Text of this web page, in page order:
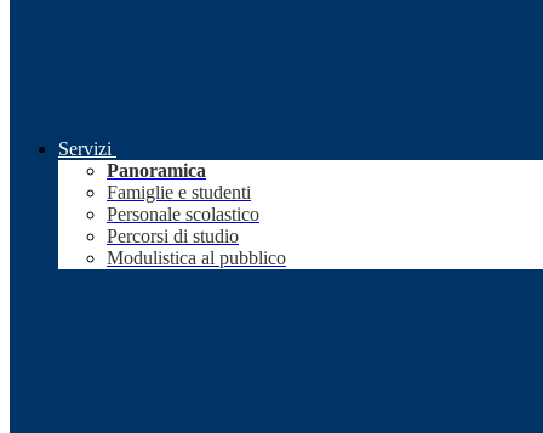
Servizi
Panoramica
Famiglie e studenti
Personale scolastico
Percorsi di studio
Modulistica al pubblico